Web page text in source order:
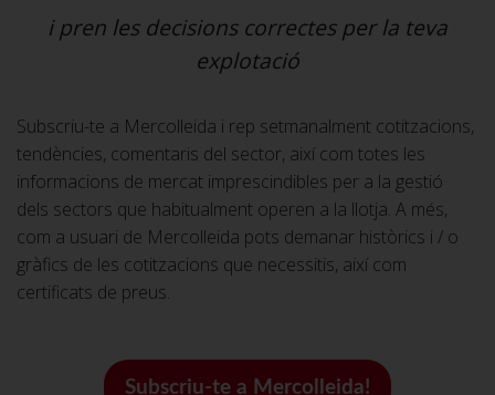
i pren les decisions correctes per la teva
explotació
Subscriu-te a Mercolleida i rep setmanalment cotitzacions,
tendències, comentaris del sector, així com totes les
informacions de mercat imprescindibles per a la gestió
dels sectors que habitualment operen a la llotja. A més,
com a usuari de Mercolleida pots demanar històrics i / o
gràfics de les cotitzacions que necessitis, així com
certificats de preus.
Subscriu-te a Mercolleida!